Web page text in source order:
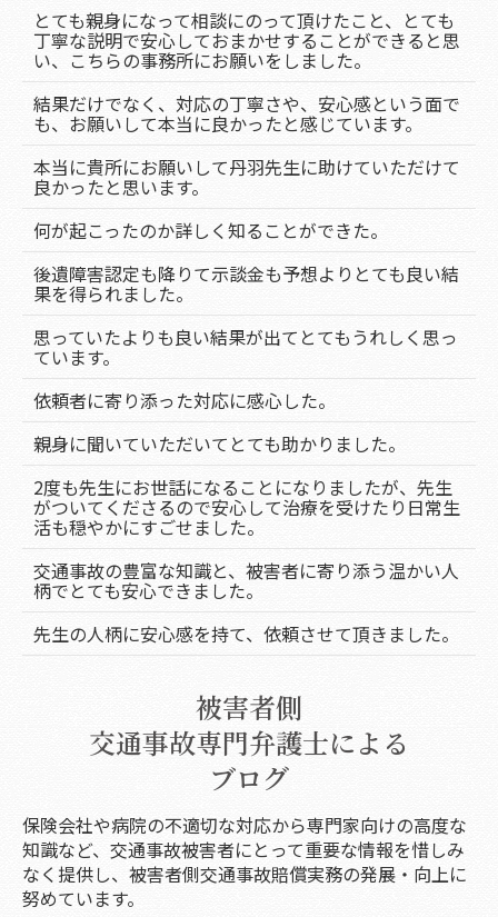
とても親身になって相談にのって頂けたこと、とても
丁寧な説明で安心しておまかせすることができると思
い、こちらの事務所にお願いをしました。
結果だけでなく、対応の丁寧さや、安心感という面で
も、お願いして本当に良かったと感じています。
本当に貴所にお願いして丹羽先生に助けていただけて
良かったと思います。
何が起こったのか詳しく知ることができた。
後遺障害認定も降りて示談金も予想よりとても良い結
果を得られました。
思っていたよりも良い結果が出てとてもうれしく思っ
ています。
依頼者に寄り添った対応に感心した。
親身に聞いていただいてとても助かりました。
2度も先生にお世話になることになりましたが、先生
がついてくださるので安心して治療を受けたり日常生
活も穏やかにすごせました。
交通事故の豊富な知識と、被害者に寄り添う温かい人
柄でとても安心できました。
先生の人柄に安心感を持て、依頼させて頂きました。
被害者側
交通事故専門弁護士による
ブログ
保険会社や病院の不適切な対応から専門家向けの高度な
知識など、交通事故被害者にとって重要な情報を惜しみ
なく提供し、被害者側交通事故賠償実務の発展・向上に
努めています。